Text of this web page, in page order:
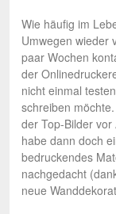
Wie häufig im
Umwegen wieder
paar Wochen
der
nicht einmal
schreiben
der Top-Bilder vor
habe dann doch
bedruckendes
nachgedacht
neue